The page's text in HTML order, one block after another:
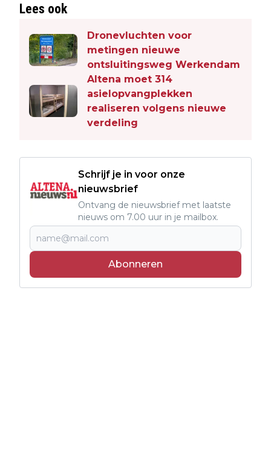
Lees ook
Dronevluchten voor
metingen nieuwe
ontsluitingsweg Werkendam
Altena moet 314
asielopvangplekken
realiseren volgens nieuwe
verdeling
Schrijf je in voor onze
nieuwsbrief
Ontvang de nieuwsbrief met laatste
nieuws om 7.00 uur in je mailbox.
Abonneren